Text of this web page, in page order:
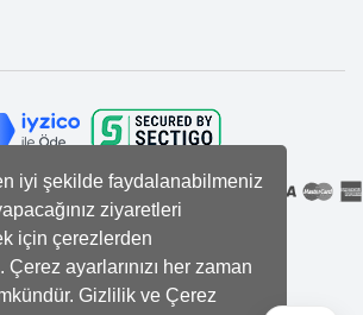
iyi şekilde faydalanabilmeniz
ziyaretleri
için çerezlerden
ayarlarınızı her zaman
Gizlilik ve Çerez